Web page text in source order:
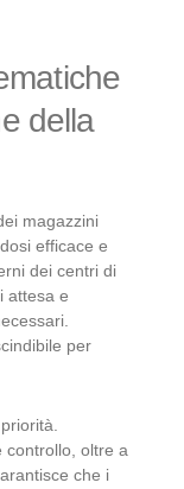
della
magazzini
efficace e
dei centri di
attesa e
per
controllo, oltre a
che i